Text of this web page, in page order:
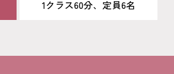
1クラス60分、定員6名